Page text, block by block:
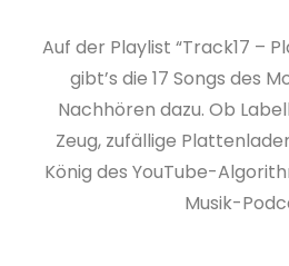
Auf der Playlist “Track17 –
gibt’s die 17 Songs des
Nachhören dazu. Ob
Zeug, zufällige
König des YouTube-
Musik-